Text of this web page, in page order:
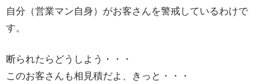
自分（営業マン自身）がお客さんを警戒しているわけで
す。
断られたらどうしよう・・・
このお客さんも相見積だよ、きっと・・・